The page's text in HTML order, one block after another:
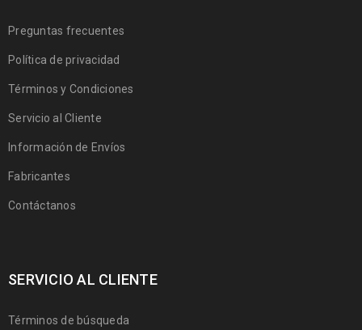
Preguntas frecuentes
Política de privacidad
Términos y Condiciones
Servicio al Cliente
Información de Envíos
Fabricantes
Contáctanos
SERVICIO AL CLIENTE
Términos de búsqueda